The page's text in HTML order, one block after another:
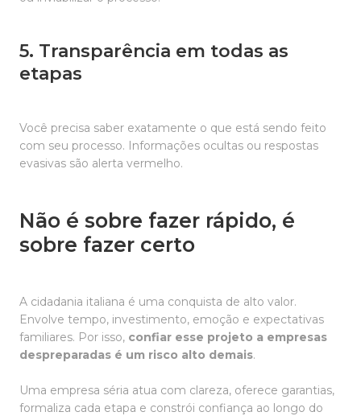
5. Transparência em todas as
etapas
Você precisa saber exatamente o que está sendo feito
com seu processo. Informações ocultas ou respostas
evasivas são alerta vermelho.
Não é sobre fazer rápido, é
sobre fazer certo
A cidadania italiana é uma conquista de alto valor.
Envolve tempo, investimento, emoção e expectativas
familiares. Por isso, confiar esse projeto a empresas
despreparadas é um risco alto demais.
Uma empresa séria atua com clareza, oferece garantias,
formaliza cada etapa e constrói confiança ao longo do